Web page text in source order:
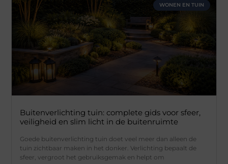
WONEN EN TUIN
Buitenverlichting tuin: complete gids voor sfeer,
veiligheid en slim licht in de buitenruimte
Goede buitenverlichting tuin doet veel meer dan alleen de
tuin zichtbaar maken in het donker. Verlichting bepaalt de
sfeer, vergroot het gebruiksgemak en helpt om